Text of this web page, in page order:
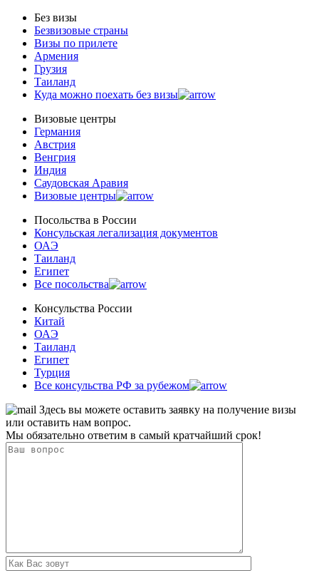
Без визы
Безвизовые страны
Визы по прилете
Армения
Грузия
Таиланд
Куда можно поехать без визы
Визовые центры
Германия
Австрия
Венгрия
Индия
Саудовская Аравия
Визовые центры
Посольства в Роcсии
Консульская легализация документов
ОАЭ
Таиланд
Египет
Все посольства
Консульства России
Китай
ОАЭ
Таиланд
Египет
Турция
Все консульства РФ за рубежом
Здесь вы можете оставить заявку на получение визы
или оставить нам вопрос.
Мы обязательно ответим в самый кратчайший срок!